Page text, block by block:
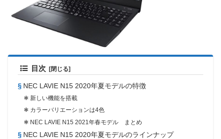
目次
NEC LAVIE N15 2020年夏モデルの特徴
新しい機能を搭載
カラーバリエーションは4色
NEC LAVIE N15 2021年春モデル まとめ
NEC LAVIE N15 2020年夏モデルのラインナップ